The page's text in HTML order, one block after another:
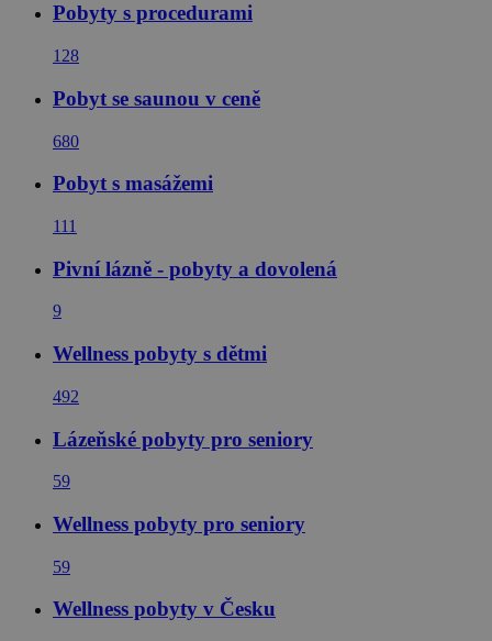
Pobyty s procedurami
128
Pobyt se saunou v ceně
680
Pobyt s masážemi
111
Pivní lázně - pobyty a dovolená
9
Wellness pobyty s dětmi
492
Lázeňské pobyty pro seniory
59
Wellness pobyty pro seniory
59
Wellness pobyty v Česku